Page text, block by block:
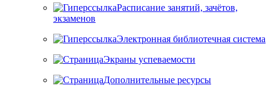
Расписание занятий, зачётов,
экзаменов
Электронная библиотечная система
Экраны успеваемости
Дополнительные ресурсы